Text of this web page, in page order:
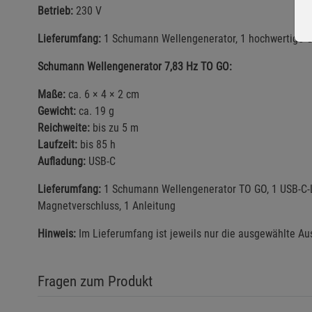
Betrieb: 230 V
Lieferumfang: 1 Schumann Wellengenerator, 1 hochwertige
Schumann Wellengenerator 7,83 Hz TO GO:
Maße: ca. 6 × 4 × 2 cm
Gewicht: ca. 19 g
Reichweite: bis zu 5 m
Laufzeit: bis 85 h
Aufladung: USB-C
Lieferumfang: 1 Schumann Wellengenerator TO GO, 1 USB-
Magnetverschluss, 1 Anleitung
Hinweis: Im Lieferumfang ist jeweils nur die ausgewählte
Fragen zum Produkt